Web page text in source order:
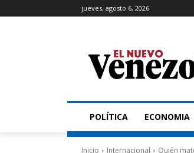
jueves, agosto 6, 2026
POLÍTICA ECONOMIA
Inicio Internacional Quién